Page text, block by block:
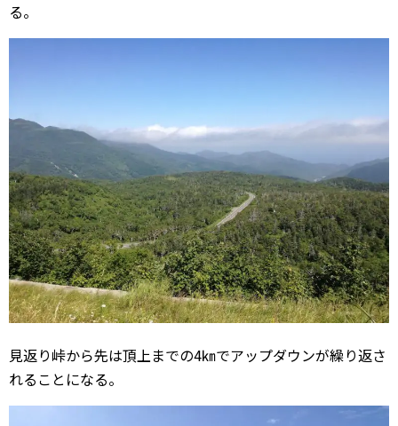
る。
見返り峠から先は頂上までの4㎞でアップダウンが繰り返さ
れることになる。